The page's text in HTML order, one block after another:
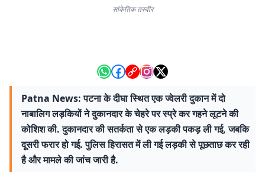
सांकेतिक तस्वीर
Patna News: पटना के दीघा स्थित एक ज्वेलरी दुकान में दो
नाबालिग लड़कियों ने दुकानदार के चेहरे पर स्प्रे कर गहने लूटने की
कोशिश की. दुकानदार की सतर्कता से एक लड़की पकड़ ली गई, जबकि
दूसरी फरार हो गई. पुलिस हिरासत में ली गई लड़की से पूछताछ कर रही
है और मामले की जांच जारी है.